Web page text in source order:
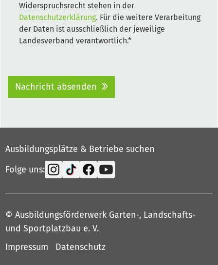
Widerspruchsrecht stehen in der
Datenschutzerklärung. Für die weitere Verarbeitung
der Daten ist ausschließlich der jeweilige
Landesverband verantwortlich.*
Nachricht absenden
Ausbildungsplätze & Betriebe suchen
Folge uns:
© Ausbildungsförderwerk Garten-, Landschafts-
und Sportplatzbau e. V.
Impressum
Datenschutz